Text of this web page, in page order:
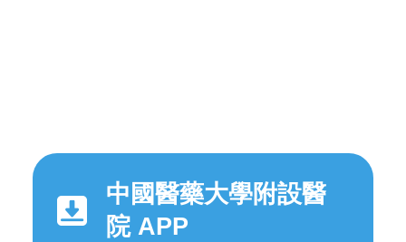
中國醫藥大學附設醫
院 APP